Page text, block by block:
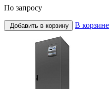
По запросу
Добавить в корзину В корзине